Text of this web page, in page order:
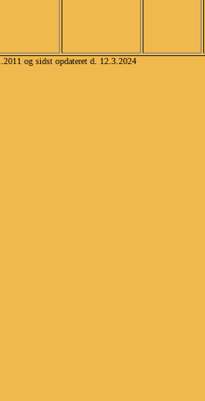
og sidst opdateret d. 12.3.2024